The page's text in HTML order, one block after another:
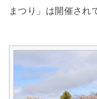
まつり」は開催され